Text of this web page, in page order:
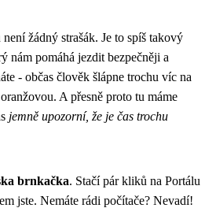
žádný strašák. Je to spíš takový
nám pomáhá jezdit bezpečněji a
- občas člověk šlápne trochu víc na
A přesně proto tu máme
jemně upozorní, že je čas trochu
brnkačka. Stačí pár kliků na Portálu
jste. Nemáte rádi počítače? Nevadí!